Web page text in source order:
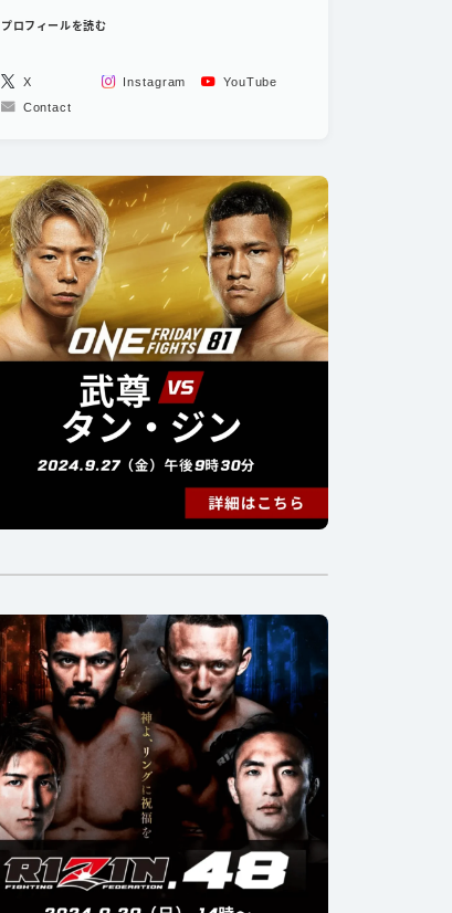
プロフィールを読む
X Instagram
YouTube
Contact